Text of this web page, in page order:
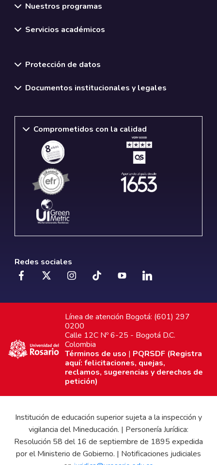
Nuestros programas
Servicios académicos
Protección de datos
Documentos institucionales y legales
Comprometidos con la calidad
Redes sociales
Línea de atención Bogotá: (601) 297
0200
Calle 12C Nº 6-25 - Bogotá D.C.
Colombia
Términos de uso | PQRSDF (Registra
aquí: felicitaciones, quejas,
reclamos, sugerencias y derechos de
petición)
Institución de educación superior sujeta a la inspección y
vigilancia del Mineducación. | Personería Jurídica:
Resolución 58 del 16 de septiembre de 1895 expedida
por el Ministerio de Gobierno. | Notificaciones judiciales